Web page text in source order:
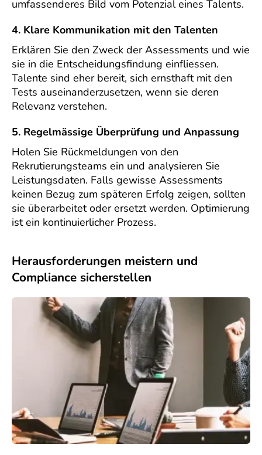
umfassenderes Bild vom Potenzial eines Talents.
4. Klare Kommunikation mit den Talenten
Erklären Sie den Zweck der Assessments und wie
sie in die Entscheidungsfindung einfliessen.
Talente sind eher bereit, sich ernsthaft mit den
Tests auseinanderzusetzen, wenn sie deren
Relevanz verstehen.
5. Regelmässige Überprüfung und Anpassung
Holen Sie Rückmeldungen von den
Rekrutierungsteams ein und analysieren Sie
Leistungsdaten. Falls gewisse Assessments
keinen Bezug zum späteren Erfolg zeigen, sollten
sie überarbeitet oder ersetzt werden. Optimierung
ist ein kontinuierlicher Prozess.
Herausforderungen meistern und
Compliance sicherstellen